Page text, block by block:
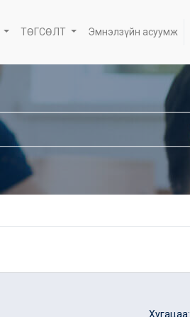
ТӨГСӨЛТ Эмнэлзүйн асуумж
Хугацаа: